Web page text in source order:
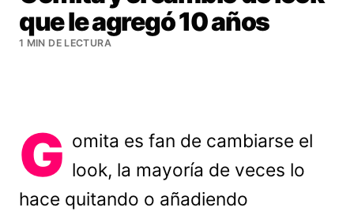
que le agregó 10 años
1 MIN DE LECTURA
G omita es fan de cambiarse el
look, la mayoría de veces lo
hace quitando o añadiendo